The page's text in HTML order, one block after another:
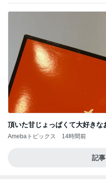
頂いた甘じょっぱくて大好きな
Amebaトピックス 14時間前
記